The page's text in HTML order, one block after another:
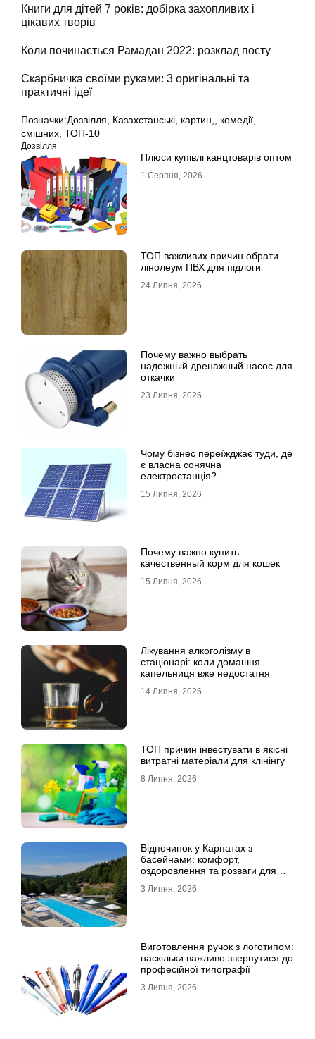
Книги для дітей 7 років: добірка захопливих і
цікавих творів
Коли починається Рамадан 2022: розклад посту
Скарбничка своїми руками: 3 оригінальні та
практичні ідеї
Позначки:Дозвілля Казахстанські картин, комедії
смішних ТОП-10
Дозвілля
Плюси купівлі канцтоварів оптом
1 Серпня, 2026
ТОП важливих причин обрати
лінолеум ПВХ для підлоги
24 Липня, 2026
Почему важно выбрать
надежный дренажный насос для
откачки
23 Липня, 2026
Чому бізнес переїжджає туди, де
є власна сонячна
електростанція?
15 Липня, 2026
Почему важно купить
качественный корм для кошек
15 Липня, 2026
Лікування алкоголізму в
стаціонарі: коли домашня
капельниця вже недостатня
14 Липня, 2026
ТОП причин інвестувати в якісні
витратні матеріали для клінінгу
8 Липня, 2026
Відпочинок у Карпатах з
басейнами: комфорт,
оздоровлення та розваги для
3 Липня, 2026
Виготовлення ручок з логотипом:
наскільки важливо звернутися до
професійної типографії
3 Липня, 2026